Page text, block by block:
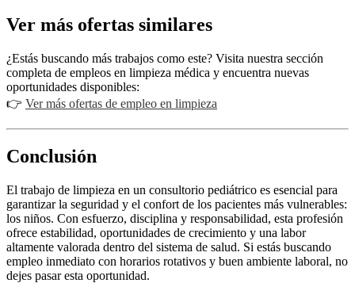
Ver más ofertas similares
¿Estás buscando más trabajos como este? Visita nuestra sección
completa de empleos en limpieza médica y encuentra nuevas
oportunidades disponibles:
👉 Ver más ofertas de empleo en limpieza
Conclusión
El trabajo de limpieza en un consultorio pediátrico es esencial para
garantizar la seguridad y el confort de los pacientes más vulnerables:
los niños. Con esfuerzo, disciplina y responsabilidad, esta profesión
ofrece estabilidad, oportunidades de crecimiento y una labor
altamente valorada dentro del sistema de salud. Si estás buscando
empleo inmediato con horarios rotativos y buen ambiente laboral, no
dejes pasar esta oportunidad.